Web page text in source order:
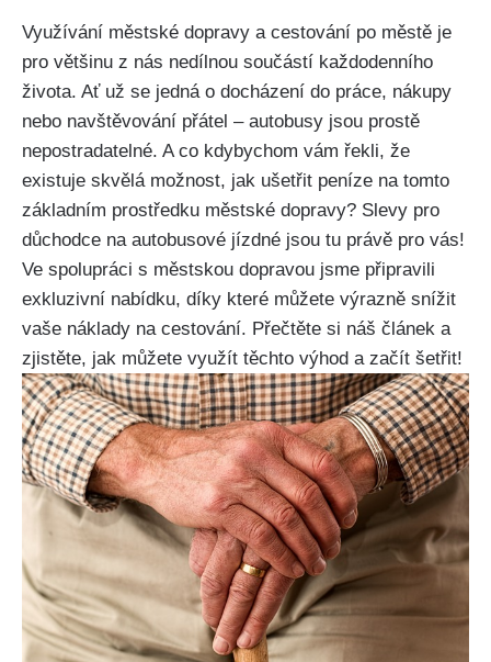
Využívání městské dopravy a cestování po městě je
pro většinu z nás nedílnou součástí každodenního
života. Ať už se jedná o docházení do práce, nákupy
nebo navštěvování přátel – autobusy jsou prostě
nepostradatelné. A co kdybychom vám řekli, že
existuje skvělá možnost, jak ušetřit peníze na tomto
základním prostředku městské dopravy? Slevy pro
důchodce na autobusové jízdné jsou tu právě pro vás!
Ve spolupráci s městskou dopravou jsme připravili
exkluzivní nabídku, díky které můžete výrazně snížit
vaše náklady na cestování. Přečtěte si náš článek a
zjistěte, jak můžete využít těchto výhod a začít šetřit!